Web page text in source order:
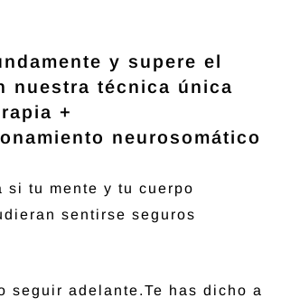
y supere el
nuestra técnica única
+
neurosomático
si tu mente y tu cuerpo
sentirse seguros
seguir adelante.Te has dicho a